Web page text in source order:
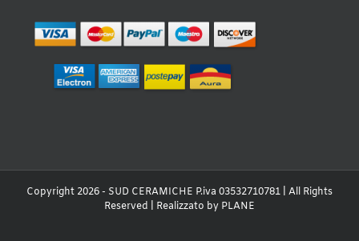
Copyright 2026 - SUD CERAMICHE P.iva 03532710781 | All Rights
Reserved | Realizzato by PLANE